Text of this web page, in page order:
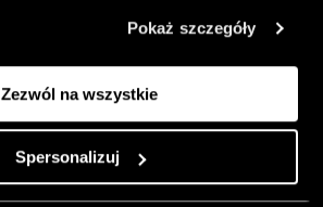
Pokaż szczegóły
Zezwól na wszystkie
Spersonalizuj
rzemiosło jako
punkt wyjścia
do wnętrz
pełnych
charakteru”.